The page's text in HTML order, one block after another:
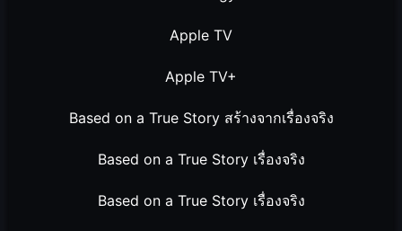
Apple TV
Apple TV+
Based on a True Story สร้างจากเรื่องจริง
Based on a True Story เรื่องจริง
Based on a True Story เรื่องจริง